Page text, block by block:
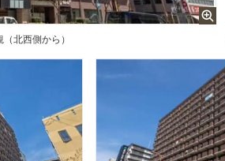
北西側から）